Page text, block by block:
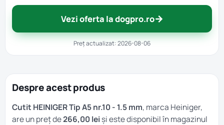
Vezi oferta la dogpro.ro→
Preț actualizat: 2026-08-06
Despre acest produs
Cutit HEINIGER Tip A5 nr.10 - 1.5 mm, marca Heiniger,
are un preț de266,00 lei și este disponibil în magazinul